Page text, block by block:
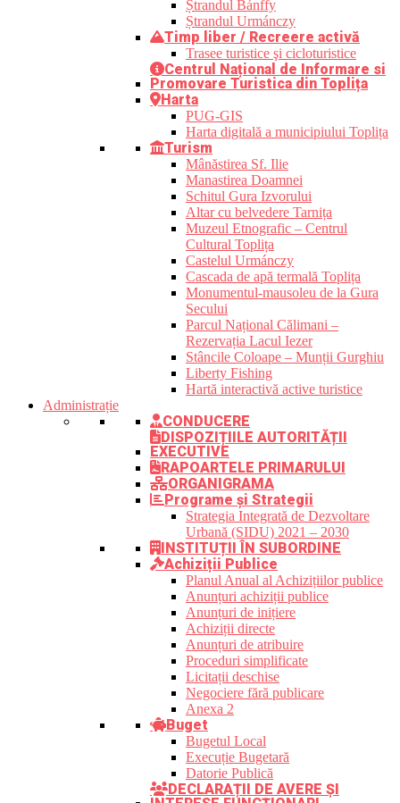
Ștrandul Bánffy
Ștrandul Urmánczy
Timp liber / Recreere activă
Trasee turistice şi cicloturistice
Centrul Național de Informare si
Promovare Turistica din Toplița
Harta
PUG-GIS
Harta digitală a municipiului Toplița
Turism
Mânăstirea Sf. Ilie
Manastirea Doamnei
Schitul Gura Izvorului
Altar cu belvedere Tarnița
Muzeul Etnografic – Centrul
Cultural Toplița
Castelul Urmánczy
Cascada de apă termală Toplița
Monumentul-mausoleu de la Gura
Secului
Parcul Național Călimani –
Rezervația Lacul Iezer
Stâncile Coloape – Munții Gurghiu
Liberty Fishing
Hartă interactivă active turistice
Administrație
CONDUCERE
DISPOZIȚIILE AUTORITĂȚII
EXECUTIVE
RAPOARTELE PRIMARULUI
ORGANIGRAMA
Programe și Strategii
Strategia Integrată de Dezvoltare
Urbană (SIDU) 2021 – 2030
INSTITUȚII ÎN SUBORDINE
Achiziții Publice
Planul Anual al Achizițiilor publice
Anunțuri achiziții publice
Anunțuri de inițiere
Achiziții directe
Anunțuri de atribuire
Proceduri simplificate
Licitații deschise
Negociere fără publicare
Anexa 2
Buget
Bugetul Local
Execuție Bugetară
Datorie Publică
DECLARAȚII DE AVERE ȘI